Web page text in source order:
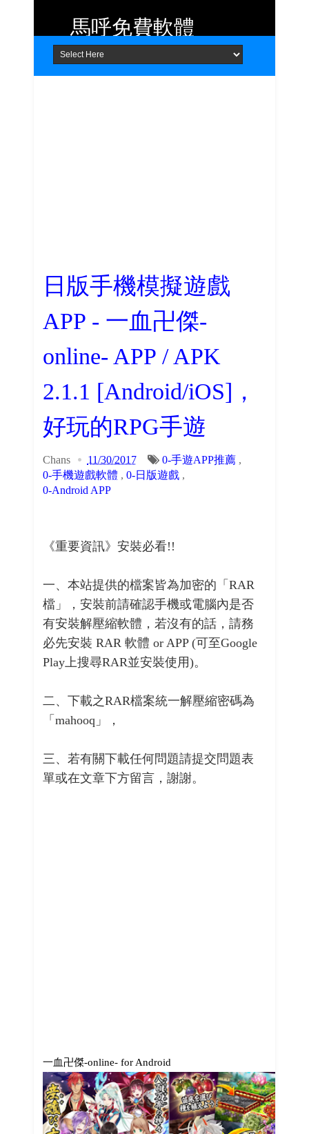
Home About Contact
馬呼免費軟體
提供 Android、iOS 好用的手機應用
程式及 Windows 免費軟體
日版手機模擬遊戲
APP - 一血卍傑-
online- APP / APK
2.1.1 [Android/iOS]，
好玩的RPG手遊
Chans 11/30/2017 0-手遊APP推薦,
0-手機遊戲軟體 , 0-日版遊戲,
0-Android APP
《重要資訊》安裝必看!!
一、本站提供的檔案皆為加密的「RAR
檔」，安裝前請確認手機或電腦內是否
有安裝解壓縮軟體，若沒有的話，請務
必先安裝 RAR 軟體 or APP (可至Google
Play上搜尋RAR並安裝使用)。
二、下載之RAR檔案統一解壓縮密碼為
「mahooq」，
三、若有關下載任何問題請提交問題表
單或在文章下方留言，謝謝。
一血卍傑-online- for Android